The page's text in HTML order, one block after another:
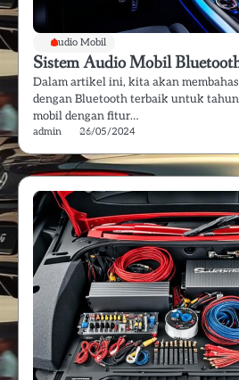
Audio Mobil
Sistem Audio Mobil
Dalam artikel ini, kita akan
dengan Bluetooth terbaik untuk
mobil dengan fitur…
admin 26/05/2024